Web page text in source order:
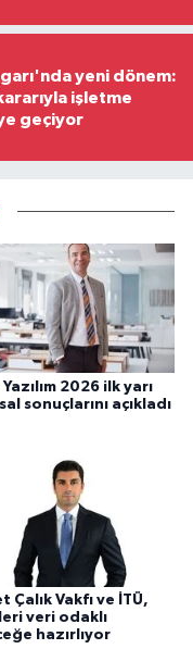
yeni dönem:
işletme
geçiyor
2026 ilk yarı
sonuçlarını açıkladı
Çalık Vakfı ve İTÜ,
veri odaklı
hazırlıyor